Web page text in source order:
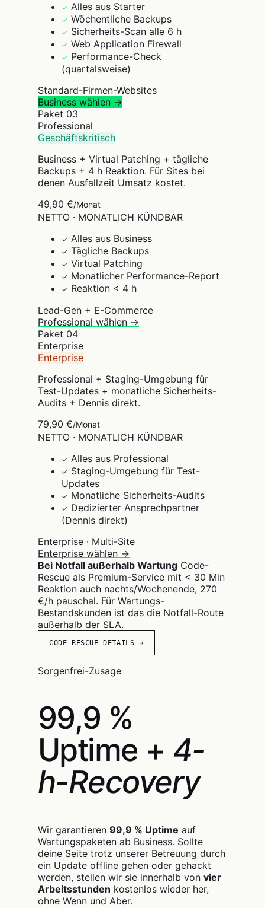
✓ Alles aus Starter
✓ Wöchentliche Backups
✓ Sicherheits-Scan alle 6 h
✓ Web Application Firewall
✓ Performance-Check
(quartalsweise)
Standard-Firmen-Websites
Business wählen →
Paket 03
Professional
Geschäftskritisch
Business + Virtual Patching + tägliche
Backups + 4 h Reaktion. Für Sites bei
denen Ausfallzeit Umsatz kostet.
49,90 €/Monat
NETTO · MONATLICH KÜNDBAR
✓ Alles aus Business
✓ Tägliche Backups
✓ Virtual Patching
✓ Monatlicher Performance-Report
✓ Reaktion < 4 h
Lead-Gen + E-Commerce
Professional wählen →
Paket 04
Enterprise
Enterprise
Professional + Staging-Umgebung für
Test-Updates + monatliche Sicherheits-
Audits + Dennis direkt.
79,90 €/Monat
NETTO · MONATLICH KÜNDBAR
✓ Alles aus Professional
✓ Staging-Umgebung für Test-
Updates
✓ Monatliche Sicherheits-Audits
✓ Dedizierter Ansprechpartner
(Dennis direkt)
Enterprise · Multi-Site
Enterprise wählen →
Bei Notfall außerhalb Wartung Code-
Rescue als Premium-Service mit < 30 Min
Reaktion auch nachts/Wochenende, 270
€/h pauschal. Für Wartungs-
Bestandskunden ist das die Notfall-Route
außerhalb der SLA.
CODE-RESCUE DETAILS →
Sorgenfrei-Zusage
99,9 %
Uptime + 4-
h-Recovery
Wir garantieren 99,9 % Uptime auf
Wartungspaketen ab Business. Sollte
deine Seite trotz unserer Betreuung durch
ein Update offline gehen oder gehackt
werden, stellen wir sie innerhalb von vier
Arbeitsstunden kostenlos wieder her,
ohne Wenn und Aber.